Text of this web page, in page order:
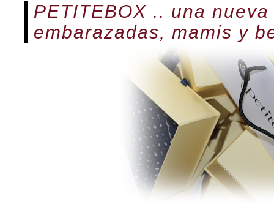
PETITEBOX .. una
embarazadas, mamis y